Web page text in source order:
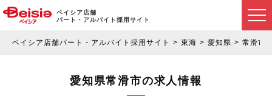
ベイシア店舗
パート・アルバイト採用サイト
ベイシア店舗パート・アルバイト採用サイト 東海 愛知県 常滑市
愛知県常滑市の求人情報